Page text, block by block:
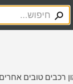
רכבים טובים